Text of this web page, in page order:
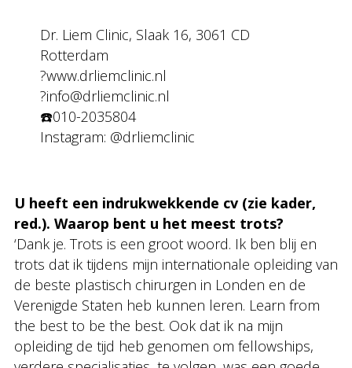
Dr. Liem Clinic, Slaak 16, 3061 CD
Rotterdam
?www.drliemclinic.nl
?info@drliemclinic.nl
☎️010-2035804
Instagram: @drliemclinic
U heeft een indrukwekkende cv (zie kader,
red.). Waarop bent u het meest trots?
‘Dank je. Trots is een groot woord. Ik ben blij en
trots dat ik tijdens mijn internationale opleiding van
de beste plastisch chirurgen in Londen en de
Verenigde Staten heb kunnen leren. Learn from
the best to be the best. Ook dat ik na mijn
opleiding de tijd heb genomen om fellowships,